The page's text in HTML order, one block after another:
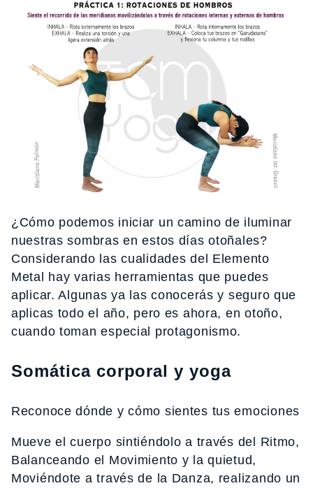
¿Cómo podemos iniciar un camino de iluminar
nuestras sombras en estos días otoñales?
Considerando las cualidades del Elemento
Metal hay varias herramientas que puedes
aplicar. Algunas ya las conocerás y seguro que
aplicas todo el año, pero es ahora, en otoño,
cuando toman especial protagonismo.
Somática corporal y yoga
Reconoce dónde y cómo sientes tus emociones
Mueve el cuerpo sintiéndolo a través del Ritmo,
Balanceando el Movimiento y la quietud,
Moviéndote a través de la Danza, realizando un